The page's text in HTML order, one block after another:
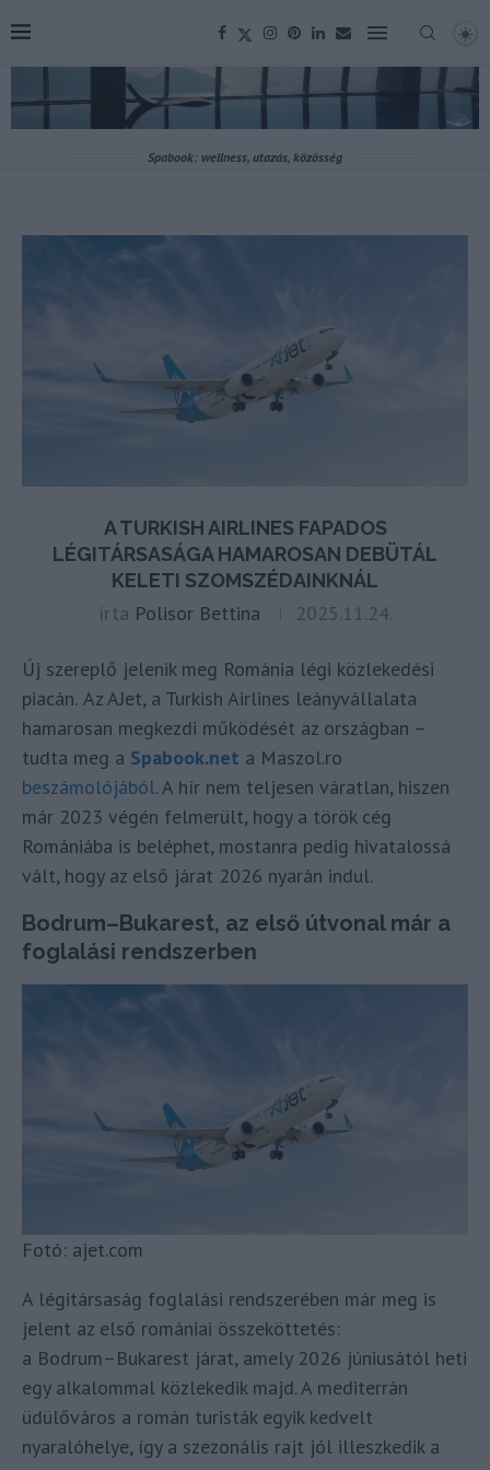
Spabook: wellness, utazás, közösség
A TURKISH AIRLINES FAPADOS
LÉGITÁRSASÁGA HAMAROSAN DEBÜTÁL
KELETI SZOMSZÉDAINKNÁL
írta Polisor Bettina 2025.11.24.
Új szereplő jelenik meg Románia légi közlekedési
piacán. Az AJet, a Turkish Airlines leányvállalata
hamarosan megkezdi működését az országban –
tudta meg a Spabook.net a Maszol.ro
beszámolójából. A hír nem teljesen váratlan, hiszen
már 2023 végén felmerült, hogy a török cég
Romániába is beléphet, mostanra pedig hivatalossá
vált, hogy az első járat 2026 nyarán indul.
Bodrum–Bukarest, az első útvonal már a
foglalási rendszerben
Fotó: ajet.com
A légitársaság foglalási rendszerében már meg is
jelent az első romániai összeköttetés:
a Bodrum–Bukarest járat, amely 2026 júniusától heti
egy alkalommal közlekedik majd. A mediterrán
üdülőváros a román turisták egyik kedvelt
nyaralóhelye, így a szezonális rajt jól illeszkedik a